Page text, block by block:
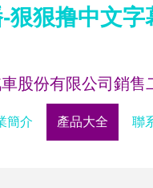
狠狠撸中文字
股份有限公司銷售
簡介 產品大全 聯